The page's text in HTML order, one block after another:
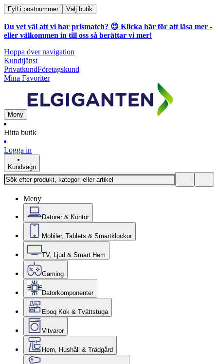
Fyll i postnummer Välj butik
Du vet väl att vi har prismatch? 😍 Klicka här för att läsa mer -
eller välkommen in till oss så berättar vi mer!
Hoppa över navigation
Kundtjänst
PrivatkundFöretagskund
Mina Favoriter
Meny
Hitta butik
Logga in
Kundvagn
Meny
Datorer & Kontor
Mobiler, Tablets & Smartklockor
TV, Ljud & Smart Hem
Gaming
Datorkomponenter
Epoq Kök & Tvättstuga
Vitvaror
Hem, Hushåll & Trädgård